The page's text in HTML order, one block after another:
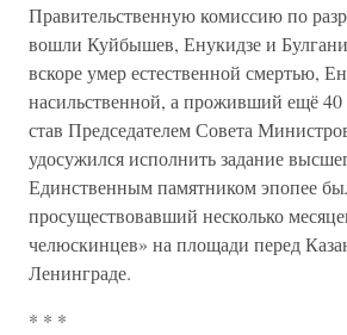
Правительственную комиссию по
вошли Куйбышев, Енукидзе и
вскоре умер естественной смертью,
насильственной, а проживший ещё 40
став Председателем Совета
удосужился исполнить задание
Единственным памятником эпопее
просуществовавший несколько
челюскинцев» на площади перед
Ленинграде.
* * *